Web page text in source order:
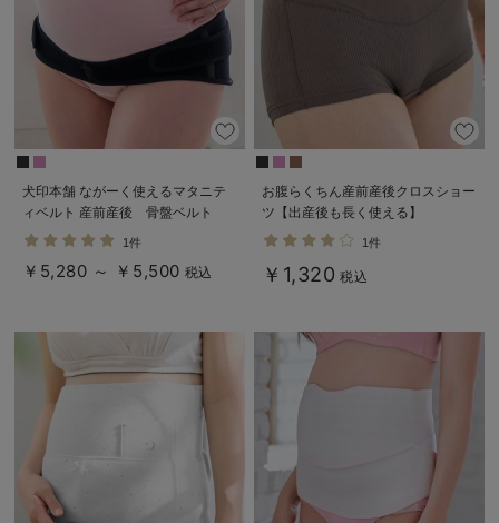
犬印本舗 ながーく使えるマタニテ
ィベルト 産前産後 骨盤ベルト
【出産後も長く使える】
1件
￥5,280 ～ ￥5,500 税込
お腹らくちん産前産後クロスショー
ツ【出産後も長く使える】
1件
￥1,320 税込